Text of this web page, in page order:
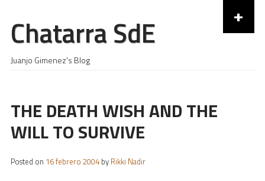
Chatarra SdE
Juanjo Gimenez's Blog
+
Skip to content
THE DEATH WISH AND THE
WILL TO SURVIVE
Posted on 16 febrero 2004by Rikki Nadir